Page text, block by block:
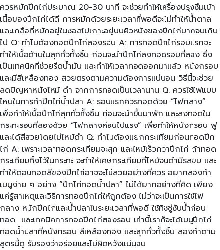
ควรหมักปีกไก่ประมาณ 20-30 นาที จะช่วยทำให้เครื่องปรุงซึมเข้า
เนื้อของปีกไก่ได้ดี การหมักด้วยระยะเวลาที่พอดีจะไม่ทำให้น้ำตาล
และเกลือที่หมักอยู่ในซอสไปเกาะอยู่บนผิวหนังของปีกไก่มากจนเกิน
ไป Q: ทำไมต้องทอดปีกไก่สองรอบ A: การทอดปีกไก่รอบแรกจะ
ทำให้เนื้อด้านในสุกทั่วทั้งชิ้น ก่อนจะนำปีกไก่ลงทอดรอบที่สอง ซึ่ง
เป็นเทคนิคที่ช่วยรีดน้ำมัน และทำให้เวลาทอดออกมาแล้ว หนังกรอบ
และมีสีเหลืองทอง สวยตรงตามความต้องการแน่นอน วิธีนี้จะช่วย
ลดปัญหาหนังไหม้ ดำ จากการทอดเป็นเวลานาน Q: ควรใช้ไฟแบบ
ไหนในการทำปีกไก่น้ำปลา A: รอบแรกควรทอดด้วย “ไฟกลาง”
เพื่อทำให้เนื้อปีกไก่สุกทั่วทั้งชิ้น ก่อนจะนำขึ้นมาพัก และลงทอดใน
กระทะรอบที่สองด้วย “ไฟกลางค่อนไปแรง” เพื่อทำให้หนังกรอบ ฟู
และได้สีสวยโดยไม่ไหม้ดำ Q: ทำไมต้องแยกกระเทียมก่อนทอดปีก
ไก่ A: เพราะเวลาทอดกระเทียมจะสุก และไหม้เร็วกว่าปีกไก่ ถ้าทอด
กระเทียมทิ้งไว้ในกระทะ จะทำให้เศษกระเทียมที่ไหม้จนดำมีรสขม และ
ทำให้ตอนทอดสีของปีกไก่อาจจะไม่สวยอย่างที่ควร อยากลองทำ
เมนูง่าย ๆ อย่าง “ปีกไก่ทอดน้ำปลา” ไม่ได้ยากอย่างที่คิด เพียง
แค่รู้สาเหตุและวิธีการทอดปีกไก่ให้ถูกต้อง ไม่ว่าจะเป็นการใช้ไฟ
กลาง หมักปีกไก่และน้ำปลาในระยะเวลาที่พอดี ใช้ทิชชู่ซับน้ำก่อน
ทอด และเทคนิคการทอดปีกไก่สองรอบ เท่านี้เราก็จะได้เมนูปีกไก่
ทอดน้ำปลาที่หนังกรอบ สีเหลืองทอง และสุกทั่วทั้งชิ้น ลองทำตาม
สูตรนี้ดู รับรองว่าอร่อยและไม่ผิดหวังแน่นอน